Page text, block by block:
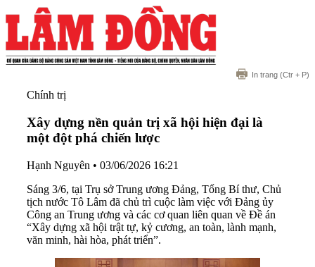
In trang (Ctr + P)
Chính trị
Xây dựng nền quản trị xã hội hiện đại là
một đột phá chiến lược
Hạnh Nguyên • 03/06/2026 16:21
Sáng 3/6, tại Trụ sở Trung ương Đảng, Tổng Bí thư, Chủ
tịch nước Tô Lâm đã chủ trì cuộc làm việc với Đảng ủy
Công an Trung ương và các cơ quan liên quan về Đề án
“Xây dựng xã hội trật tự, kỷ cương, an toàn, lành mạnh,
văn minh, hài hòa, phát triển”.